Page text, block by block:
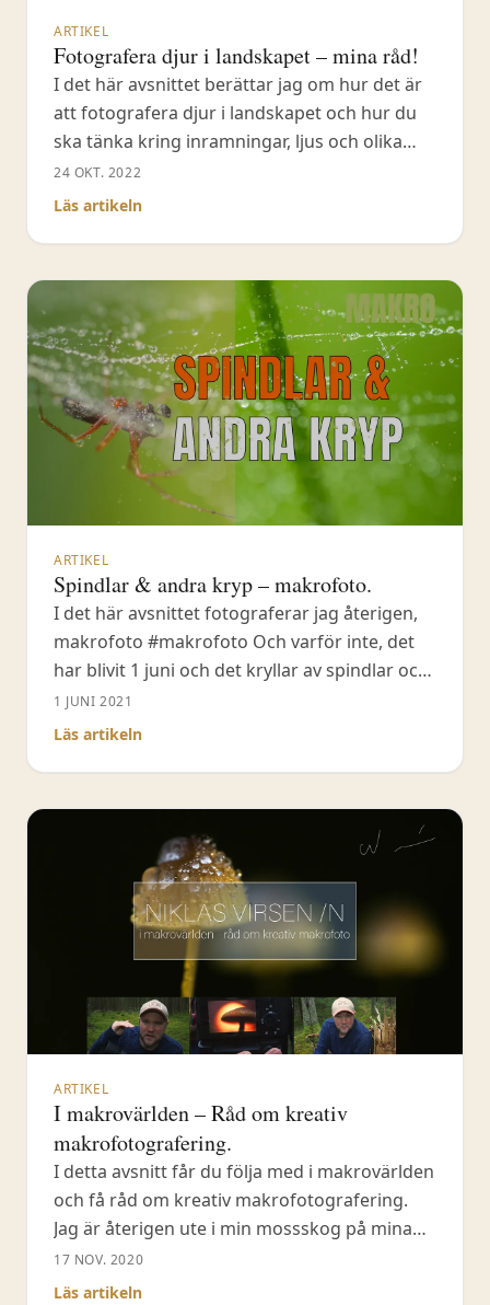
ARTIKEL
Fotografera djur i landskapet – mina råd!
I det här avsnittet berättar jag om hur det är
att fotografera djur i landskapet och hur du
ska tänka kring inramningar, ljus och olika
situationer du kan ställas inför. De allra flesta
naturfotografer gillar en närbild av djuret
du
24 OKT. 2022
Läs artikeln
ARTIKEL
Spindlar & andra kryp – makrofoto.
I det här avsnittet fotograferar jag återigen,
makrofoto #makrofoto Och varför inte, det
har blivit 1 juni och det kryllar av spindlar och
andra kryp överallt som passar för
makrofoto. Med makrofotografering skapar
makrofoto nu i sommarmånaderna och ett
1 JUNI 2021
Läs artikeln
ARTIKEL
I makrovärlden – Råd om kreativ
makrofotografering.
I detta avsnitt får du följa med i makrovärlden
och få råd om kreativ makrofotografering.
Jag är återigen ute i min mossskog på mina
marker och denna gång vet jag inte vad jag
ska fotografera. I alla fall inte specifikt motiv
17 NOV. 2020
Läs artikeln